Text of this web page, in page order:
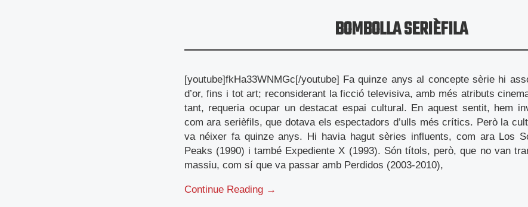
BOMBOLLA SERIÈFILA
[youtube]fkHa33WNMGc[/youtube] Fa quinze anys al concepte sèrie hi
d’or, fins i tot art; reconsiderant la ficció televisiva, amb més atributs
tant, requeria ocupar un destacat espai cultural. En aquest sentit, hem
com ara serièfils, que dotava els espectadors d’ulls més crítics. Però la
va néixer fa quinze anys. Hi havia hagut sèries influents, com ara Los
Peaks (1990) i també Expediente X (1993). Són títols, però, que no van
massiu, com sí que va passar amb Perdidos (2003-2010),
Continue Reading →